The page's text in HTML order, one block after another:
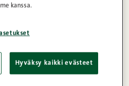
Maatiaispossun kasslerista
kanssa.
Hyväksy kaikki evästeet